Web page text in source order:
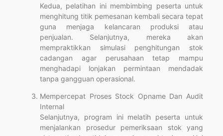
Kedua, pelatihan ini membimbing peserta untuk
menghitung titik pemesanan kembali secara tepat
guna menjaga kelancaran produksi atau
penjualan. Selanjutnya, mereka akan
mempraktikkan simulasi penghitungan stok
cadangan agar perusahaan tetap mampu
menghadapi lonjakan permintaan mendadak
tanpa gangguan operasional.
Mempercepat Proses Stock Opname Dan Audit
Internal
Selanjutnya, program ini melatih peserta untuk
menjalankan prosedur pemeriksaan stok yang